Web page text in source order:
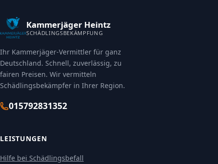
Kammerjäger Heintz
SCHÄDLINGSBEKÄMPFUNG
Ihr Kammerjäger-Vermittler für ganz
Deutschland. Schnell, zuverlässig, zu
fairen Preisen. Wir vermitteln
Schädlingsbekämpfer in Ihrer Region.
015792831352
LEISTUNGEN
Hilfe bei Schädlingsbefall